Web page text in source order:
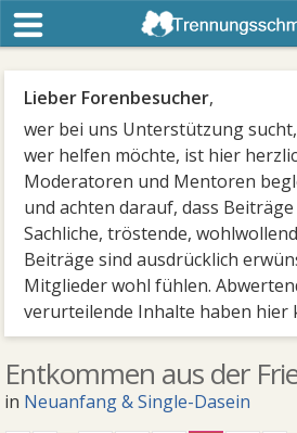
Lieber Forenbesucher,
wer bei uns Unterstützung
wer helfen möchte, ist hier
Moderatoren und Mentoren
und achten darauf, dass
Sachliche, tröstende,
Beiträge sind ausdrücklich
Mitglieder wohl fühlen.
verurteilende Inhalte haben hier
Entkommen aus der
in Neuanfang & Single-Dasein